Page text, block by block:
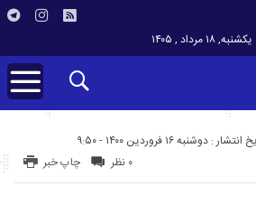
یکشنبه, ۱۸ مرداد , ۱۴۰۵
: دوشنبه ۱۶ فروردین ۱۴۰۰ - ۹:۵۰
چاپ خبر ۰ نظر